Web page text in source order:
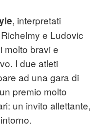
, interpretati
e Ludovic
molto bravi e
I due atleti
ad una gara di
premio molto
un invito allettante,